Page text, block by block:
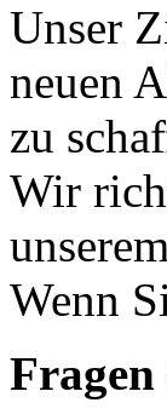
Unser
neuen
zu
Wir
Wenn